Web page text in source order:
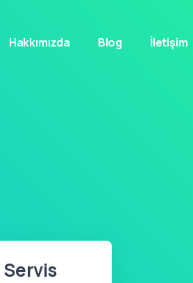
Hakkımızda Blog İletişim